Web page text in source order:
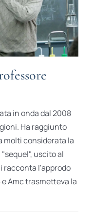
in onda dal 2008
Ha raggiunto
molti considerata la
uscito al
racconta l'approdo
Amc trasmetteva la